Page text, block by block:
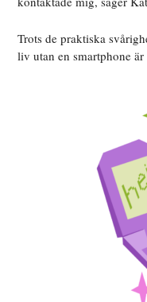
Trots de praktiska
liv utan en smartphone är